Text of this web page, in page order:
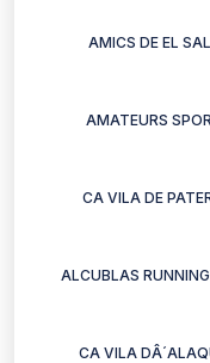
AMICS DE EL
AMATEURS
CA VILA DE
ALCUBLAS
CA VILA